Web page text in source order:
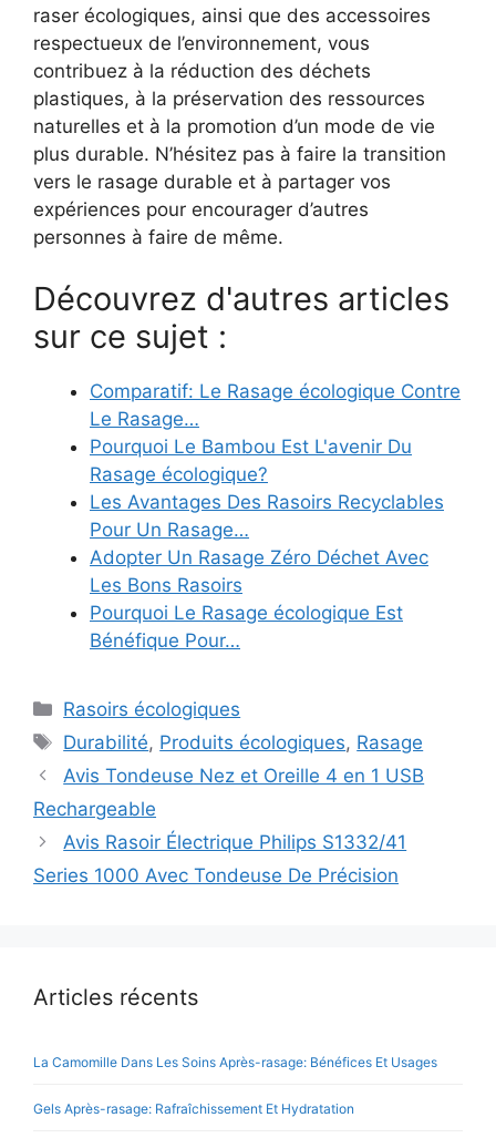
raser écologiques, ainsi que des accessoires
respectueux de l’environnement, vous
contribuez à la réduction des déchets
plastiques, à la préservation des ressources
naturelles et à la promotion d’un mode de vie
plus durable. N’hésitez pas à faire la transition
vers le rasage durable et à partager vos
expériences pour encourager d’autres
personnes à faire de même.
Découvrez d'autres articles
sur ce sujet :
Comparatif: Le Rasage écologique Contre
Le Rasage…
Pourquoi Le Bambou Est L'avenir Du
Rasage écologique?
Les Avantages Des Rasoirs Recyclables
Pour Un Rasage…
Adopter Un Rasage Zéro Déchet Avec
Les Bons Rasoirs
Pourquoi Le Rasage écologique Est
Bénéfique Pour…
Catégories
Rasoirs écologiques
Étiquettes
Durabilité, Produits écologiques, Rasage
Avis Tondeuse Nez et Oreille 4 en 1 USB
Rechargeable
Avis Rasoir Électrique Philips S1332/41
Series 1000 Avec Tondeuse De Précision
Articles récents
La Camomille Dans Les Soins Après-rasage: Bénéfices Et Usages
Gels Après-rasage: Rafraîchissement Et Hydratation